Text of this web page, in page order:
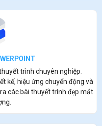
trình chuyên nghiệp.
kế, hiệu ứng chuyển động và
các bài thuyết trình đẹp mắt